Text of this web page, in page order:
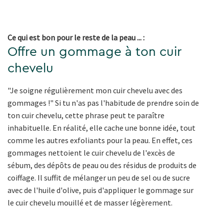
Ce qui est bon pour le reste de la peau ... :
Offre un gommage à ton cuir
chevelu
"Je soigne régulièrement mon cuir chevelu avec des
gommages !" Si tu n'as pas l'habitude de prendre soin de
ton cuir chevelu, cette phrase peut te paraître
inhabituelle. En réalité, elle cache une bonne idée, tout
comme les autres exfoliants pour la peau. En effet, ces
gommages nettoient le cuir chevelu de l'excès de
sébum, des dépôts de peau ou des résidus de produits de
coiffage. Il suffit de mélanger un peu de sel ou de sucre
avec de l'huile d'olive, puis d'appliquer le gommage sur
le cuir chevelu mouillé et de masser légèrement.